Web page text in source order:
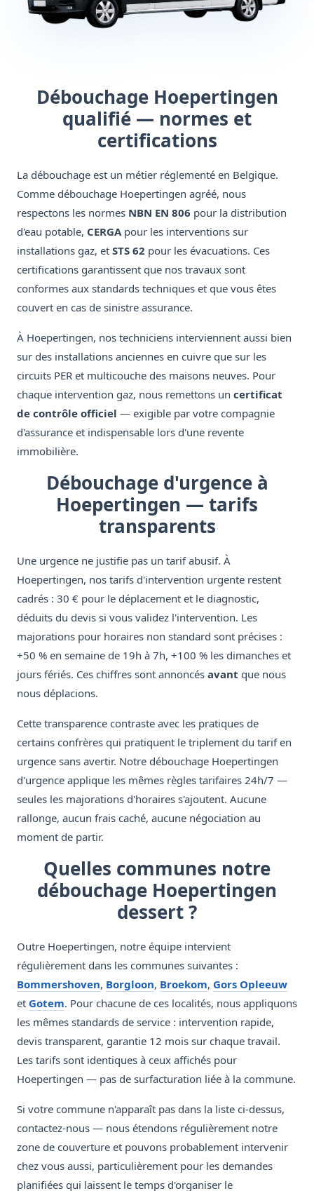
Débouchage Hoepertingen
qualifié — normes et
certifications
La débouchage est un métier réglementé en Belgique.
Comme débouchage Hoepertingen agréé, nous
respectons les normes NBN EN 806 pour la distribution
d'eau potable, CERGApour les interventions sur
installations gaz, et STS 62 pour les évacuations. Ces
certifications garantissent que nos travaux sont
conformes aux standards techniques et que vous êtes
couvert en cas de sinistre assurance.
À Hoepertingen, nos techniciens interviennent aussi bien
sur des installations anciennes en cuivre que sur les
circuits PER et multicouche des maisons neuves. Pour
chaque intervention gaz, nous remettons un certificat
de contrôle officiel — exigible par votre compagnie
d'assurance et indispensable lors d'une revente
immobilière.
Débouchage d'urgence à
Hoepertingen — tarifs
transparents
Une urgence ne justifie pas un tarif abusif. À
Hoepertingen, nos tarifs d'intervention urgente restent
cadrés : 30 € pour le déplacement et le diagnostic,
déduits du devis si vous validez l'intervention. Les
majorations pour horaires non standard sont précises :
+50 % en semaine de 19h à 7h, +100 % les dimanches et
jours fériés. Ces chiffres sont annoncés avant que nous
nous déplacions.
Cette transparence contraste avec les pratiques de
certains confrères qui pratiquent le triplement du tarif en
urgence sans avertir. Notre débouchage Hoepertingen
d'urgence applique les mêmes règles tarifaires 24h/7 —
seules les majorations d'horaires s'ajoutent. Aucune
rallonge, aucun frais caché, aucune négociation au
moment de partir.
Quelles communes notre
débouchage Hoepertingen
dessert ?
Outre Hoepertingen, notre équipe intervient
régulièrement dans les communes suivantes :
Bommershoven, Borgloon, Broekom, Gors Opleeuw
et Gotem. Pour chacune de ces localités, nous appliquons
les mêmes standards de service : intervention rapide,
devis transparent, garantie 12 mois sur chaque travail.
Les tarifs sont identiques à ceux affichés pour
Hoepertingen — pas de surfacturation liée à la commune.
Si votre commune n'apparaît pas dans la liste ci-dessus,
contactez-nous — nous étendons régulièrement notre
zone de couverture et pouvons probablement intervenir
chez vous aussi, particulièrement pour les demandes
planifiées qui laissent le temps d'organiser le